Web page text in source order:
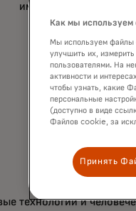
им удобно.
технологии и
Как мы
Мы используем файлы
улучшить их,
пользователями. На
активности и
чтобы узнать, какие
персональные
(доступно в виде
Файлов cookie, за
Принять